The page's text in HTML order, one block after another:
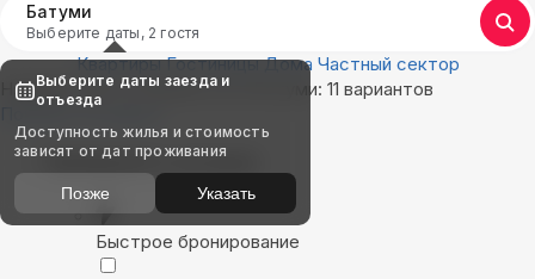
Батуми
Выберите даты, 2 гостя
Квартиры Гостиницы Дома Частный сектор
Найдём, где остановиться в Батуми: 11 вариантов
Показать на карте
Выбирайте лучшее
Быстрое бронирование
Выберите даты заезда и
отъезда
Доступность жилья и стоимость
зависят от дат проживания
Позже Указать